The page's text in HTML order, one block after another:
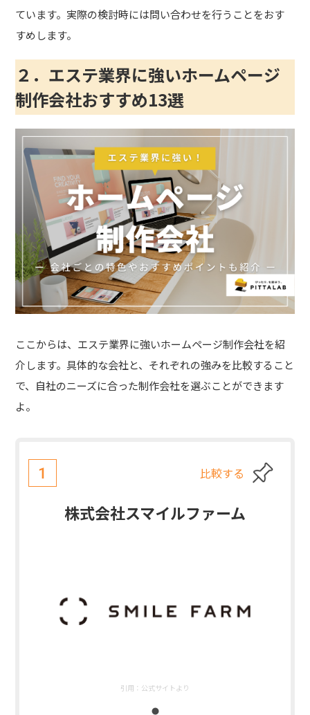
ています。実際の検討時には問い合わせを行うことをおす
すめします。
２．エステ業界に強いホームページ
制作会社おすすめ13選
ここからは、エステ業界に強いホームページ制作会社を紹
介します。具体的な会社と、それぞれの強みを比較すること
で、自社のニーズに合った制作会社を選ぶことができます
よ。
1 比較する
株式会社スマイルファーム
引用： 公式サイトより